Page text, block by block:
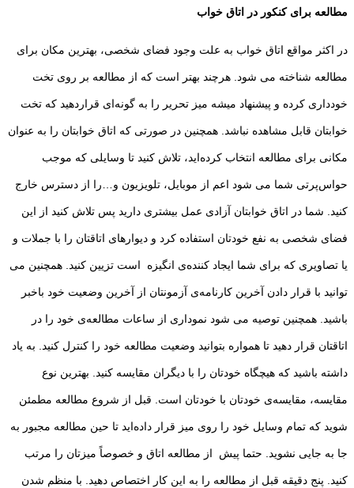
مطالعه برای کنکور در اتاق خواب
در اکثر مواقع اتاق خواب به علت وجود فضای شخصی، بهترین مکان برای
مطالعه شناخته می شود. هرچند بهتر است که از مطالعه بر روی تخت
خودداری کرده و پیشنهاد میشه میز تحریر را به گونه‌ای قراردهید که تخت
خوابتان قابل مشاهده نباشد. همچنین در صورتی که اتاق خوابتان را به عنوان
مکانی برای مطالعه انتخاب کرده‌اید، تلاش کنید تا وسایلی که موجب
حواس‌پرتی شما می شود اعم از موبایل، تلویزیون و…را از دسترس خارج
کنید. شما در اتاق خوابتان آزادی عمل بیشتری دارید پس تلاش کنید از این
فضای شخصی به نفع خودتان استفاده کرد و دیوارهای اتاقتان را با جملات و
یا تصاویری که برای شما ایجاد کننده‌ی انگیزه است تزیین کنید. همچنین می
توانید با قرار دادن آخرین کارنامه‌ی آزمونتان از آخرین وضعیت خود باخبر
باشید. همچنین توصیه می شود نموداری از ساعات مطالعه‌ی خود را در
اتاقتان قرار دهید تا همواره بتوانید وضعیت مطالعه خود را کنترل کنید. به یاد
داشته باشید که هیچگاه خودتان را با دیگران مقایسه کنید. بهترین نوع
مقایسه، مقایسه‌ی خودتان با خودتان است. قبل از شروع مطالعه مطمئن
شوید که تمام وسایل خود را روی میز قرار داده‌اید تا حین مطالعه مجبور به
جا به جایی نشوید. حتما پیش از مطالعه اتاق و خصوصاً میزتان را مرتب
کنید. پنج دقیقه قبل از مطالعه را به این کار اختصاص دهید. با منظم شدن